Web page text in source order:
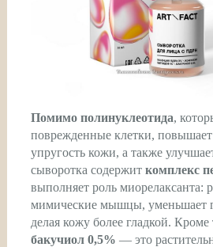
Помимо полинуклеотида,
поврежденные клетки, повышает
упругость кожи, а также
сыворотка содержит комплекс
выполняет роль миорелаксанта:
мимические мышцы, уменьшает
делая кожу более гладкой. Кроме
бакучиол 0,5% — это